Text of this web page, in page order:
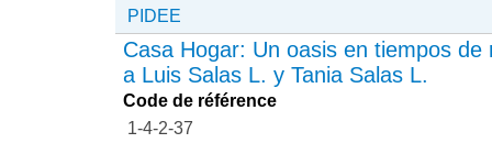
PIDEE
Casa Hogar: Un oasis en tiempos
a Luis Salas L. y Tania Salas L.
Code de référence
1-4-2-37